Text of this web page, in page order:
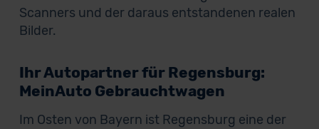
Scanners und der daraus entstandenen realen
Bilder.
Ihr Autopartner für Regensburg:
MeinAuto Gebrauchtwagen
Im Osten von Bayern ist Regensburg eine der